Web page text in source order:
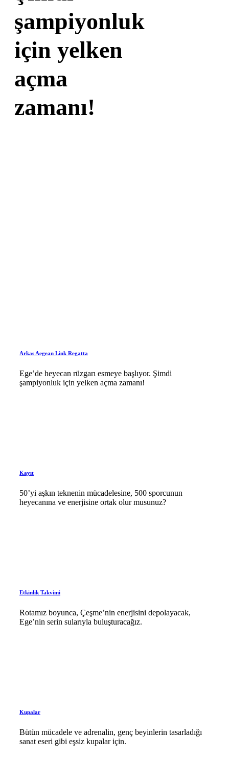
şampiyonluk
için yelken
açma
zamanı!
Arkas Aegean Link Regatta
Ege’de heyecan rüzgarı esmeye başlıyor. Şimdi
şampiyonluk için yelken açma zamanı!
Kayıt
50’yi aşkın teknenin mücadelesine, 500 sporcunun
heyecanına ve enerjisine ortak olur musunuz?
Etkinlik Takvimi
Rotamız boyunca, Çeşme’nin enerjisini depolayacak,
Ege’nin serin sularıyla buluşturacağız.
Kupalar
Bütün mücadele ve adrenalin, genç beyinlerin tasarladığı
sanat eseri gibi eşsiz kupalar için.